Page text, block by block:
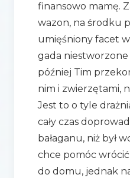
finansowo mamę.
wazon, na środku
umięśniony facet
gada niestworzone
później Tim
nim i zwierzętami,
Jest to o tyle
cały czas
bałaganu, niż był
chce pomóc
do domu, jednak